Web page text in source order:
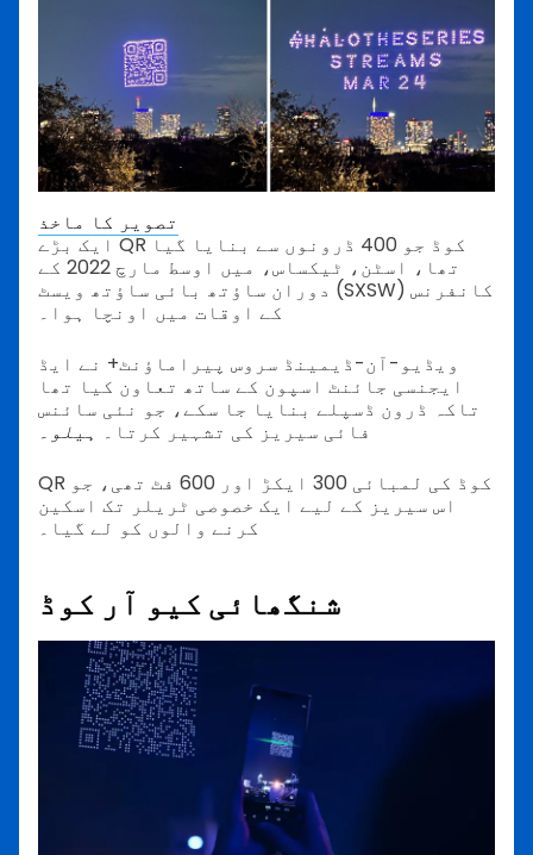
تصویر کا ماخذ
ایک بڑے QR کوڈ جو 400 ڈرونوں سے بنایا گیا
تھا، اسٹن، ٹیکساس، میں اوسط مارچ 2022 کے
دوران ساؤتھ بائی ساؤتھ ویسٹ (SXSW) کانفرنس
کے اوقات میں اونچا ہوا۔
ویڈیو-آن-ڈیمینڈ سروس پیراماؤنٹ+ نے ایڈ
ایجنسی جائنٹ اسپون کے ساتھ تعاون کیا تھا
تاکہ ڈرون ڈسپلے بنایا جا سکے، جو نئی سائنس
فائی سیریز کی تشہیر کرتا۔ ہیلو۔
QR کوڈ کی لمبائی 300 ایکڑ اور 600 فٹ تھی، جو
اس سیریز کے لیے ایک خصوصی ٹریلر تک اسکین
کرنے والوں کو لے گیا۔
شنگھائی کیو آر کوڈ